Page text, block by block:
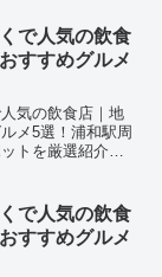
リアで、地元民
で人気の飲食
すすめグルメ
気の飲食店｜地
メ5選！浦和駅周
トを厳選紹介！
の商業施設が融
で人気の飲食
すすめグルメ